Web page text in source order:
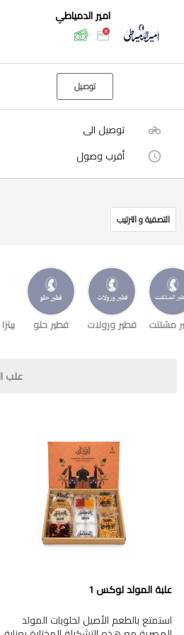
امير الدمياطي
توصيل
توصيل الى
أقرب وصول
التصفية و الترتيب
مشلتت فطير ورولات فطير حلو
علب
علبة المولد لوكس 1
استمتع بالطعم الأصيل لحلويات المولد